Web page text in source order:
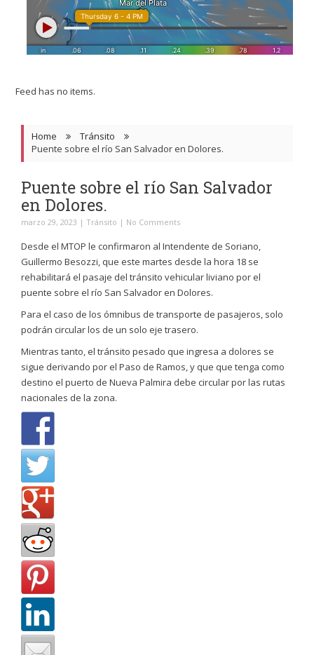
Feed has no items.
Home
Tránsito
Puente sobre el río San Salvador en Dolores.
Puente sobre el río San Salvador
en Dolores.
marzo 29, 2023 | Tránsito | No Comments
Desde el MTOP le confirmaron al Intendente de Soriano,
Guillermo Besozzi, que este martes desde la hora 18 se
rehabilitará el pasaje del tránsito vehicular liviano por el
puente sobre el río San Salvador en Dolores.
Para el caso de los ómnibus de transporte de pasajeros, solo
podrán circular los de un solo eje trasero.
Mientras tanto, el tránsito pesado que ingresa a dolores se
sigue derivando por el Paso de Ramos, y que que tenga como
destino el puerto de Nueva Palmira debe circular por las rutas
nacionales de la zona.